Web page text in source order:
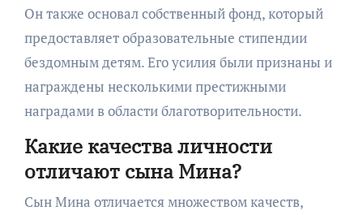
Он также основал собственный фонд, который
предоставляет образовательные стипендии
бездомным детям. Его усилия были признаны и
награждены несколькими престижными
наградами в области благотворительности.
Какие качества личности
отличают сына Мина?
Сын Мина отличается множеством качеств,